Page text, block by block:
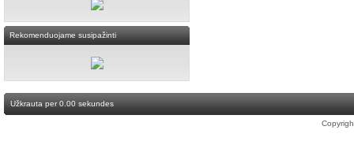
Rekomenduojame susipažinti
Užkrauta per 0.00 sekundes